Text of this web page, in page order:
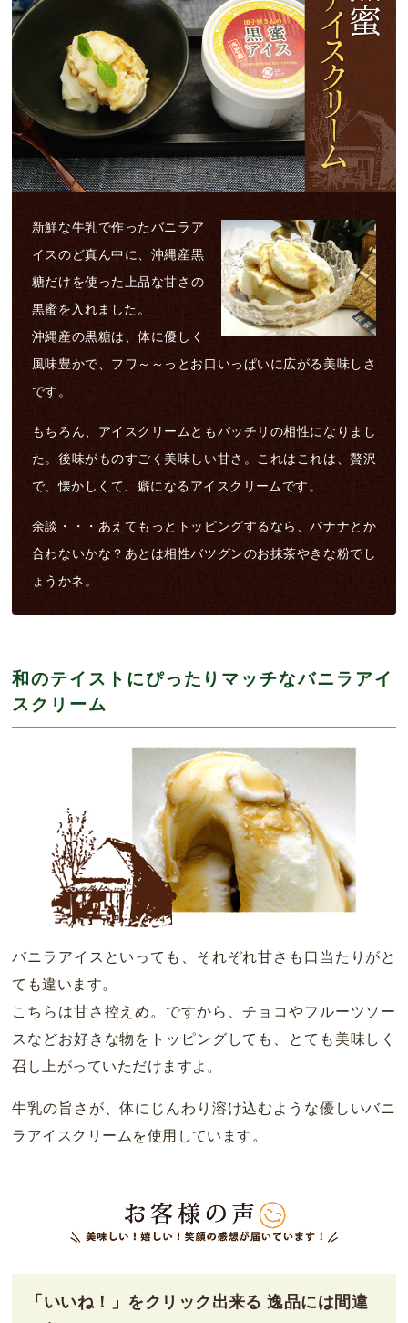
新鮮な牛乳で作ったバニラア
イスのど真ん中に、沖縄産黒
糖だけを使った上品な甘さの
黒蜜を入れました。
沖縄産の黒糖は、体に優しく
風味豊かで、フワ～～っとお口いっぱいに広がる美味しさ
です。
もちろん、アイスクリームともバッチリの相性になりまし
た。後味がものすごく美味しい甘さ。これはこれは、贅沢
で、懐かしくて、癖になるアイスクリームです。
余談・・・あえてもっとトッピングするなら、バナナとか
合わないかな？あとは相性バツグンのお抹茶やきな粉でし
ょうかネ。
和のテイストにぴったりマッチなバニラアイ
スクリーム
バニラアイスといっても、それぞれ甘さも口当たりがと
ても違います。
こちらは甘さ控えめ。ですから、チョコやフルーツソー
スなどお好きな物をトッピングしても、とても美味しく
召し上がっていただけますよ。
牛乳の旨さが、体にじんわり溶け込むような優しいバニ
ラアイスクリームを使用しています。
「いいね！」をクリック出来る 逸品には間違